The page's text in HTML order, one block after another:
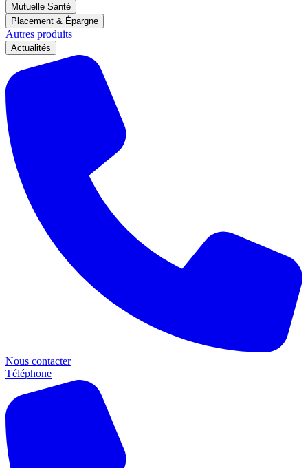
Mutuelle Santé
Placement & Épargne
Autres produits
Actualités
Nous contacter
Téléphone